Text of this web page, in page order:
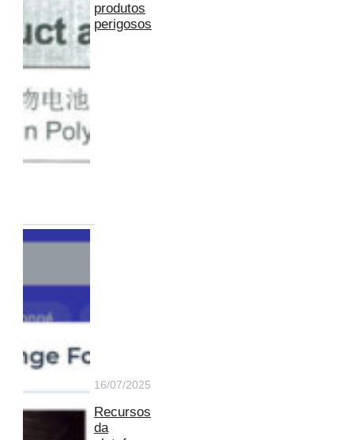
produtos
perigosos
16/07/2025
Recursos
da